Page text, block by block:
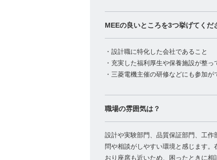
MEEの良いところを3つ挙げてくだ
・設計職に特化した会社であること
・充実した福利厚生や保養施設が整っ
・三菱電機主催の研修などにも参加
職場の雰囲気は？
設計や実験部門、品質保証部門、工
問や相談がしやすい環境と感じます
おり座席も近いため、困ったときに